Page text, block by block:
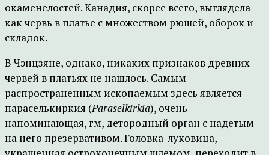
окаменелостей. Канадия, скорее всего, выглядела
как червь в платье с множеством рюшей, оборок и
складок.
В Чэнцзяне, однако, никаких признаков древних
червей в платьях не нашлось. Самым
распространенным ископаемым здесь является
параселькиркия (Paraselkirkia), очень
напоминающая, гм, детородный орган с надетым
на него презервативом. Головка-луковица,